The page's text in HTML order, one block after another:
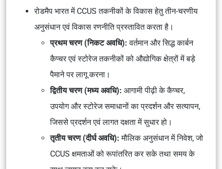
रोडमैप भारत में CCUS तकनीकों के विकास हेतु तीन-चरणीय
अनुसंधान एवं विकास रणनीति प्रस्तावित करता है।
प्रथम चरण (निकट अवधि): वर्तमान और सिद्ध कार्बन
कैप्चर एवं स्टोरेज तकनीकों को औद्योगिक क्षेत्रों में बड़े
पैमाने पर लागू करना।
द्वितीय चरण (मध्य अवधि): आगामी पीढ़ी के कैप्चर,
उपयोग और स्टोरेज समाधानों का प्रदर्शन और सत्यापन,
जिससे प्रदर्शन एवं लागत दक्षता में सुधार हो।
तृतीय चरण (दीर्घ अवधि): मौलिक अनुसंधान में निवेश, जो
CCUS क्षमताओं को रूपांतरित कर सके तथा समय के